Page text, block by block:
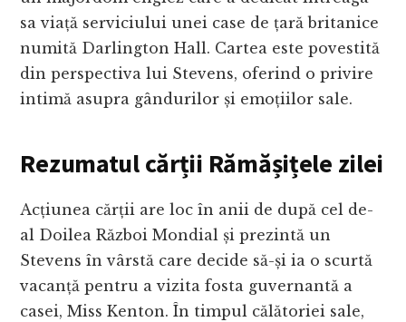
sa viață serviciului unei case de țară britanice
numită Darlington Hall. Cartea este povestită
din perspectiva lui Stevens, oferind o privire
intimă asupra gândurilor și emoțiilor sale.
Rezumatul cărții Rămășițele zilei
Acțiunea cărții are loc în anii de după cel de-
al Doilea Război Mondial și prezintă un
Stevens în vârstă care decide să-și ia o scurtă
vacanță pentru a vizita fosta guvernantă a
casei, Miss Kenton. În timpul călătoriei sale,